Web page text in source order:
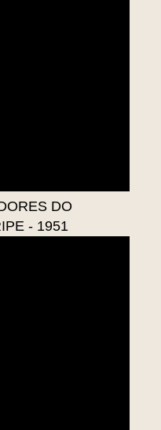
DO
- 1951